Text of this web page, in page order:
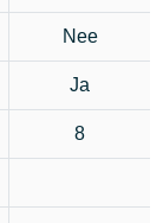
Nee
Ja
8